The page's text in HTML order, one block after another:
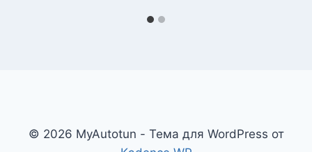
© 2026 MyAutotun - Тема для WordPress от